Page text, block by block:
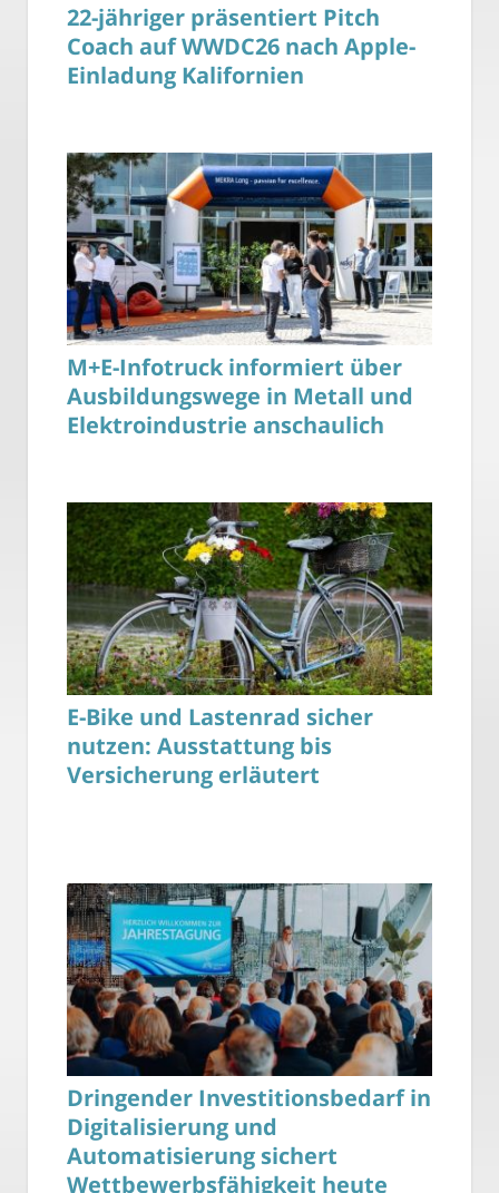
22-jähriger präsentiert Pitch
Coach auf WWDC26 nach Apple-
Einladung Kalifornien
M+E-Infotruck informiert über
Ausbildungswege in Metall und
Elektroindustrie anschaulich
E-Bike und Lastenrad sicher
nutzen: Ausstattung bis
Versicherung erläutert
Dringender Investitionsbedarf in
Digitalisierung und
Automatisierung sichert
Wettbewerbsfähigkeit heute